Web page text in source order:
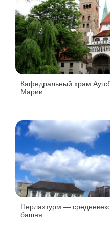
Кафедральный храм
Марии
Перлахтурм —
башня